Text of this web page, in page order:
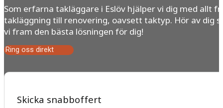
Som erfarna takläggare i Eslöv hjälper vi dig med allt
takläggning till renovering, oavsett taktyp. Hör av dig
vi fram den bästa lösningen för dig!
Ring oss direkt
Skicka snabboffert